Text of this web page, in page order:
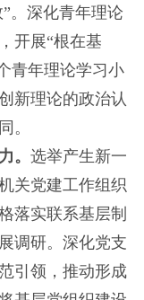
。深化青年理论
开展“根在基
青年理论学习小
新理论的政治认
。
。 选举产生新一
关党建工作组织
落实联系基层制
调研。深化党支
引领，推动形成